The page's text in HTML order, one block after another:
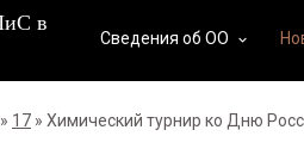
в
Сведения об ОО keyboard_arrow_down
» 17 » Химический турнир ко Дню